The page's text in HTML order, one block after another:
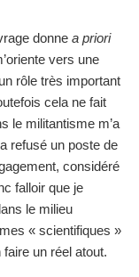
donne a priori
vers une
rôle très important
cela ne fait
le militantisme m’a
refusé un poste de
considéré
falloir que je
le milieu
« scientifiques »
un réel atout.